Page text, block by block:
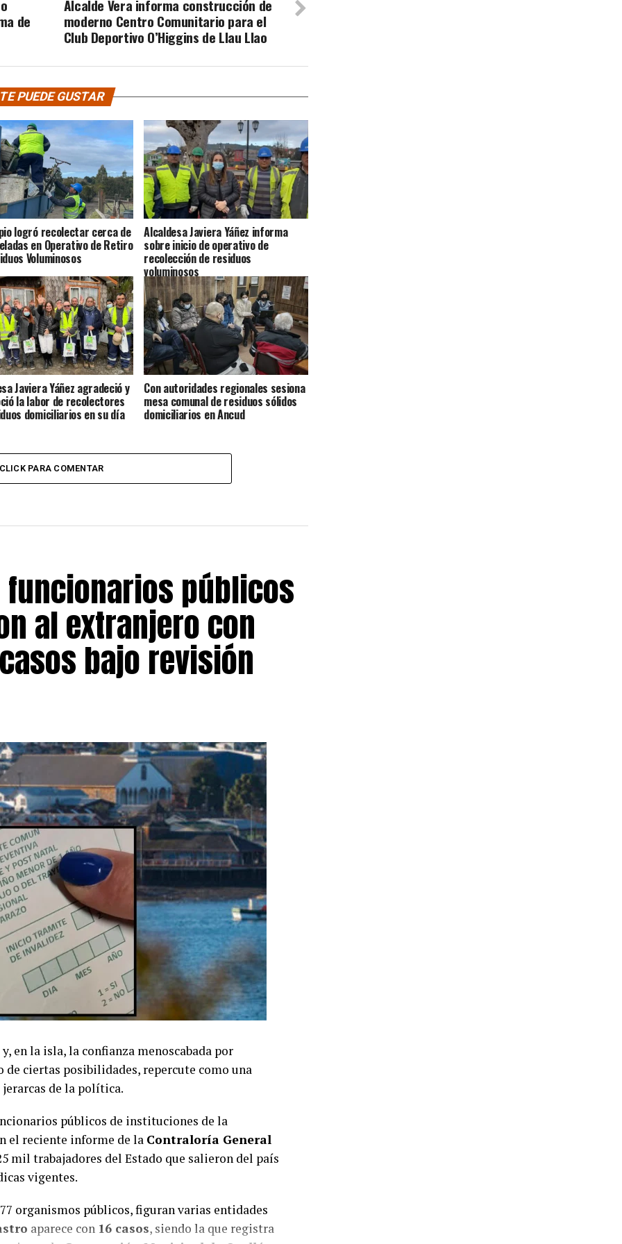
Alcalde Vera informa construcción de
moderno Centro Comunitario para el
Club Deportivo O’Higgins de Llau Llao
de
PUEDE GUSTAR
logró recolectar cerca de
en Operativo de Retiro
Voluminosos
Alcaldesa Javiera Yáñez informa
sobre inicio de operativo de
recolección de residuos
voluminosos
Javiera Yáñez agradeció y
la labor de recolectores
domiciliarios en su día
Con autoridades regionales sesiona
mesa comunal de residuos sólidos
domiciliarios en Ancud
PARA COMENTAR
públicos
al extranjero con
bajo revisión
en la isla, la confianza menoscabada por
ciertas posibilidades, repercute como una
de la política.
públicos de instituciones de la
el reciente informe de la Contraloría General
mil trabajadores del Estado que salieron del país
vigentes.
organismos públicos, figuran varias entidades
aparece con 16 casos, siendo la que registra